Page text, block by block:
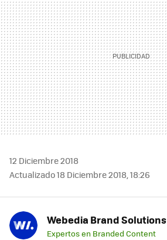
12 Diciembre 2018
Actualizado 18 Diciembre 2018, 18:26
Webedia Brand Solutions
Expertos en Branded Content